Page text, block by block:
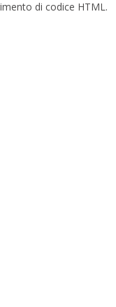
di codice HTML.